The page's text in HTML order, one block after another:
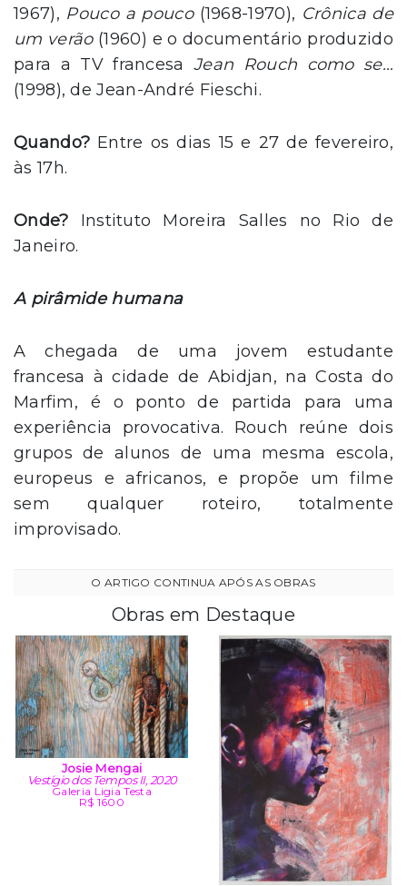
1967), Pouco a pouco(1968-1970), Crônica de
um verão(1960) e o documentário produzido
para a TV francesaJean Rouch como se…
(1998), de Jean-André Fieschi.
Quando? Entre os dias 15 e 27 de fevereiro,
às 17h.
Onde? Instituto Moreira Salles no Rio de
Janeiro.
A pirâmide humana
A chegada de uma jovem estudante
francesa à cidade de Abidjan, na Costa do
Marfim, é o ponto de partida para uma
experiência provocativa. Rouch reúne dois
grupos de alunos de uma mesma escola,
europeus e africanos, e propõe um filme
sem qualquer roteiro, totalmente
improvisado.
Obras em Destaque
Josie Mengai
Vestígio dos Tempos II, 2020
Galeria Ligia Testa
R$ 1600